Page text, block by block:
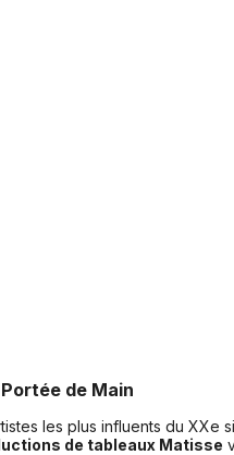
de Main
les plus influents du XXe
de tableaux Matisse